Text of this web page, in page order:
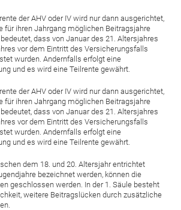
der AHV oder IV wird nur dann aus­gerichtet,
für ihren Jahrgang möglichen ­Beitragsjahre
dass von Januar des 21. Altersjahres
vor dem Eintritt des Versicherungsfalls
wurden. Andernfalls erfolgt eine
und es wird eine Teilrente gewährt.
der AHV oder IV wird nur dann aus­gerichtet,
für ihren Jahrgang möglichen ­Beitragsjahre
dass von Januar des 21. Altersjahres
vor dem Eintritt des Versicherungsfalls
wurden. Andernfalls erfolgt eine
und es wird eine Teilrente gewährt.
dem 18. und 20. Altersjahr entrichtet
bezeichnet werden, können die
geschlossen werden. In der 1. Säule besteht
weitere Beitragslücken durch zusätzliche